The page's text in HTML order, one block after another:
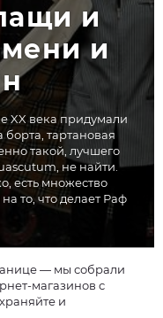
и
и
XX века придумали
тартановая
такой, лучшего
не найти.
есть множество
то, что делает Раф
— мы собрали
магазинов с
и